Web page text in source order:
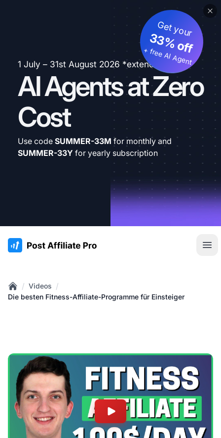
1 July – 31st August 2026 *extended
AI Agents at Zero
Cost
Get your
33% off
+ free AI Agent
Use code SUMMER-33M for monthly and
SUMMER-33Y for yearly subscription
:site.title
Home
/ Videos /
Die besten Fitness-Affiliate-Programme für Einsteiger